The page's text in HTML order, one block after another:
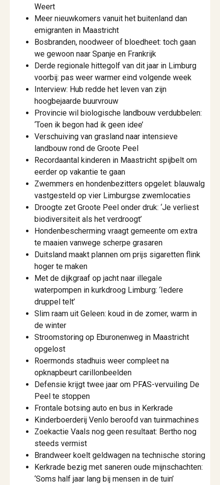
Weert
Meer nieuwkomers vanuit het buitenland dan
emigranten in Maastricht
Bosbranden, noodweer of bloedheet: toch gaan
we gewoon naar Spanje en Frankrijk
Derde regionale hittegolf van dit jaar in Limburg
voorbij: pas weer warmer eind volgende week
Interview: Hub redde het leven van zijn
hoogbejaarde buurvrouw
Provincie wil biologische landbouw verdubbelen:
‘Toen ik begon had ik geen idee’
Verschuiving van grasland naar intensieve
landbouw rond de Groote Peel
Recordaantal kinderen in Maastricht spijbelt om
eerder op vakantie te gaan
Zwemmers en hondenbezitters opgelet: blauwalg
vastgesteld op vier Limburgse zwemlocaties
Droogte zet Groote Peel onder druk: ‘Je verliest
biodiversiteit als het verdroogt’
Hondenbescherming vraagt gemeente om extra
te maaien vanwege scherpe grasaren
Duitsland maakt plannen om prijs sigaretten flink
hoger te maken
Met de dijkgraaf op jacht naar illegale
waterpompen in kurkdroog Limburg: ‘Iedere
druppel telt’
Slim raam uit Geleen: koud in de zomer, warm in
de winter
Stroomstoring op Eburonenweg in Maastricht
opgelost
Roermonds stadhuis weer compleet na
opknapbeurt carillonbeelden
Defensie krijgt twee jaar om PFAS-vervuiling De
Peel te stoppen
Frontale botsing auto en bus in Kerkrade
Kinderboerderij Venlo beroofd van tuinmachines
Zoekactie Vaals nog geen resultaat: Bertho nog
steeds vermist
Brandweer koelt geldwagen na technische storing
Kerkrade bezig met saneren oude mijnschachten:
‘Soms half jaar lang bij mensen in de tuin’